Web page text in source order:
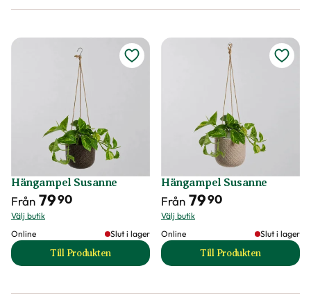
Hängampel Susanne
Från 7990
Välj butik
Online
Slut i lager
Till Produkten
till Hängampel Susanne produktsida
Hängampel Susanne
Från 7990
Välj butik
Online
Slut i lager
Till Produkten
till Hängampel